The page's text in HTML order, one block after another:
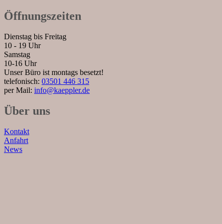
Öffnungszeiten
Dienstag bis Freitag
10 - 19 Uhr
Samstag
10-16 Uhr
Unser Büro ist montags besetzt!
telefonisch: 03501 446 315
per Mail: info@kaeppler.de
Über uns
Kontakt
Anfahrt
News